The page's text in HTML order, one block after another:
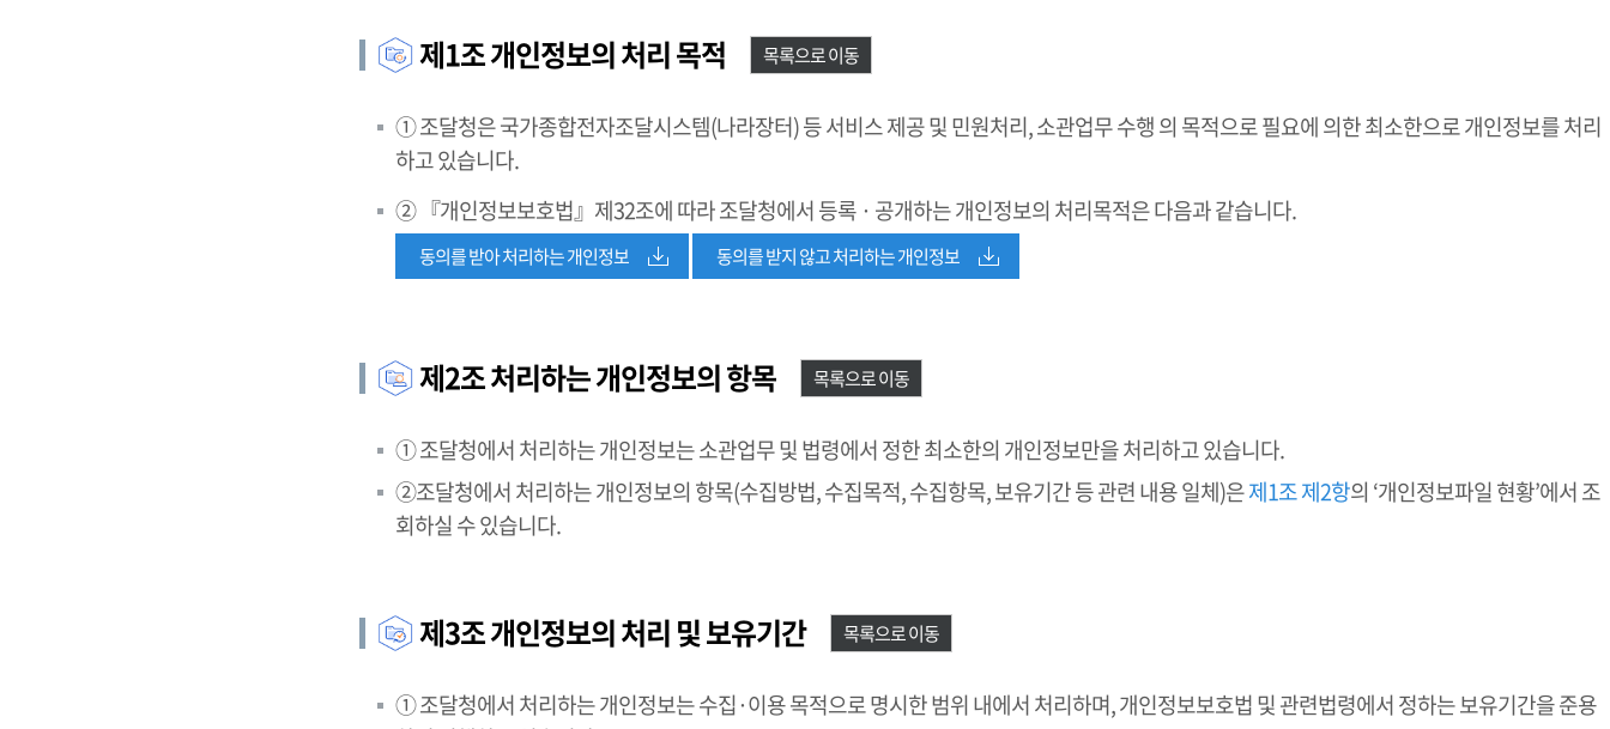
제1조 개인정보의 처리 목적 목록으로 이동
① 조달청은 국가종합전자조달시스템(나라장터) 등 서비스 제공 및 민원처리, 소관업무 수행 의 목적으로 필요에 의한 최소한으로 개인정보를 처리
하고 있습니다.
② 『개인정보보호법』제32조에 따라 조달청에서 등록 · 공개하는 개인정보의 처리목적은 다음과 같습니다.
동의를 받아 처리하는 개인정보 동의를 받지 않고 처리하는 개인정보
제2조 처리하는 개인정보의 항목 목록으로 이동
① 조달청에서 처리하는 개인정보는 소관업무 및 법령에서 정한 최소한의 개인정보만을 처리하고 있습니다.
②조달청에서 처리하는 개인정보의 항목(수집방법, 수집목적, 수집항목, 보유기간 등 관련 내용 일체)은제1조 제2항의 ‘개인정보파일 현황’에서 조
회하실 수 있습니다.
제3조 개인정보의 처리 및 보유기간 목록으로 이동
① 조달청에서 처리하는 개인정보는 수집·이용 목적으로 명시한 범위 내에서 처리하며, 개인정보보호법 및 관련법령에서 정하는 보유기간을 준용